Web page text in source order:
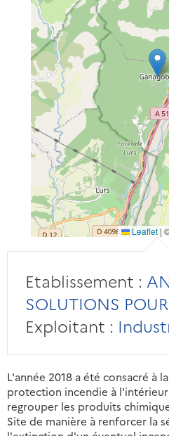
Leaflet |
Etablissement :
SOLUTIONS
Exploitant :
L'année 2018 a été consacré à
protection incendie à
regrouper les produits
Site de manière à renforcer la